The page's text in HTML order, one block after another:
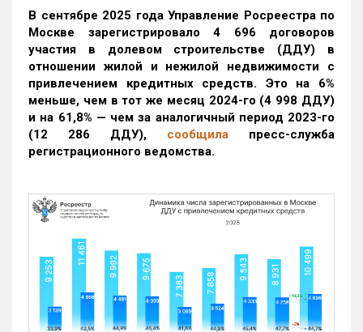
В сентябре 2025 года Управление Росреестра по
Москве зарегистрировало 4 696 договоров
участия в долевом строительстве (ДДУ) в
отношении жилой и нежилой недвижимости с
привлечением кредитных средств. Это на 6%
меньше, чем в тот же месяц 2024-го (4 998 ДДУ)
и на 61,8% — чем за аналогичный период 2023-го
(12 286 ДДУ), сообщила пресс-служба
регистрационного ведомства.